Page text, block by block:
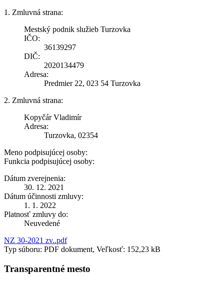
1. Zmluvná strana:
Mestský podnik služieb Turzovka
IČO:
36139297
DIČ:
2020134479
Adresa:
Predmier 22, 023 54 Turzovka
2. Zmluvná strana:
Kopyčár Vladimír
Adresa:
Turzovka, 02354
Meno podpisujúcej osoby:
Funkcia podpisujúcej osoby:
Dátum zverejnenia:
30. 12. 2021
Dátum účinnosti zmluvy:
1. 1. 2022
Platnosť zmluvy do:
Neuvedené
NZ 30-2021 zv..pdf
Typ súboru: PDF dokument, Veľkosť: 152,23 kB
Transparentné mesto